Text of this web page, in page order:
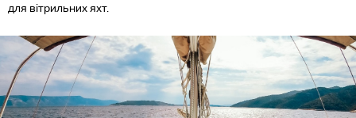
для вітрильних яхт.